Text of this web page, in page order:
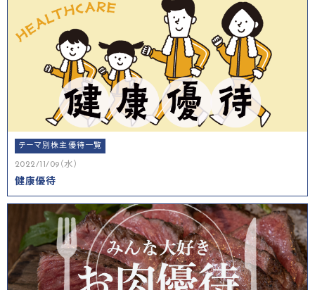
テーマ別株主優待一覧
2022/11/09（水）
健康優待